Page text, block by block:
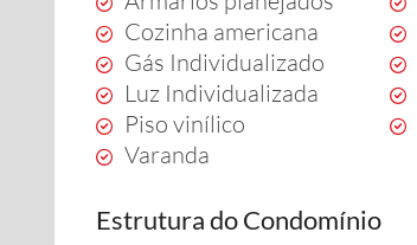
Cozinha americana
Gás Individualizado
Luz Individualizada
Piso vinílico
Varanda
Estrutura do Condomínio